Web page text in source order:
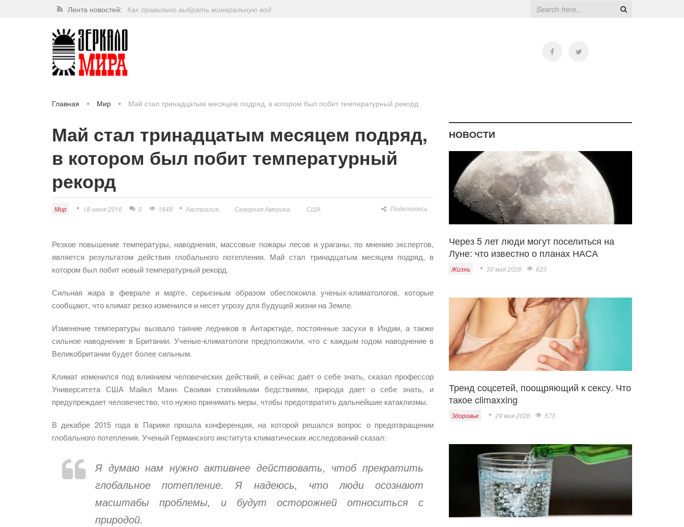
Лента новостей: Как правильно выбрать минеральную вод
Какие орехи самые полезные: диетологи
Главная Мир Май стал тринадцатым месяцем подряд, в котором был побит температурный рекорд
Май стал тринадцатым месяцем подряд,
в котором был побит температурный
рекорд
Мир 18 июня 2016 0 1849 Австралия Северная Америка США Поделитесь
Резкое повышение температуры, наводнения, массовые пожары лесов и ураганы, по мнению экспертов,
является результатом действия глобального потепления. Май стал тринадцатым месяцем подряд, в
котором был побит новый температурный рекорд.
Сильная жара в феврале и марте, серьезным образом обеспокоила ученых-климатологов, которые
сообщают, что климат резко изменился и несет угрозу для будущей жизни на Земле.
Изменение температуры вызвало таяние ледников в Антарктиде, постоянные засухи в Индии, а также
сильное наводнение в Британии. Ученые-климатологи предположили, что с каждым годом наводнение в
Великобритании будет более сильным.
Климат изменился под влиянием человеческих действий, и сейчас даёт о себе знать, сказал профессор
Университета США Майкл Манн. Своими стихийными бедствиями, природа дает о себе знать, и
предупреждает человечество, что нужно принимать меры, чтобы предотвратить дальнейшие катаклизмы.
В декабре 2015 года в Париже прошла конференция, на которой решался вопрос о предотвращении
глобального потепления. Ученый Германского института климатических исследований сказал:
Я думаю нам нужно активнее действовать, чтоб прекратить
глобальное потепление. Я надеюсь, что люди осознают
масштабы проблемы, и будут осторожней относиться с
природой.
НОВОСТИ
Через 5 лет люди могут поселиться на
Луне: что известно о планах НАСА
Жизнь 30 мая 2026 623
Тренд соцсетей, поощряющий к сексу. Что
такое climaxxing
Здоровье 29 мая 2026 573